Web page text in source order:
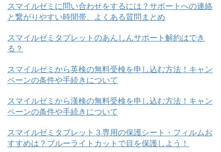
スマイルゼミに問い合わせをするには？サポートへの連絡
と繋がりやすい時間帯、よくある質問まとめ
スマイルゼミタブレットのあんしんサポート解約はでき
る？
スマイルゼミから英検の無料受検を申し込む方法！キャン
ペーンの条件や手続きについて
スマイルゼミから漢検の無料受検を申し込む方法！キャン
ペーンの条件や手続きについて
スマイルゼミタブレット３専用の保護シート・フィルムお
すすめは？ブルーライトカットで目を保護しよう！